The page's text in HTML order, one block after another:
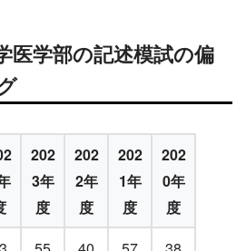
医学部の記述模試の偏
202
3年
度
202
2年
度
202
1年
度
202
0年
度